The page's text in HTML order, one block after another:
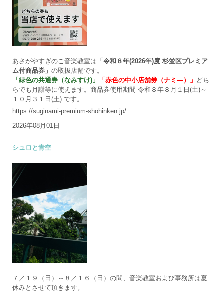
あさがやすぎのこ音楽教室は 「令和８年(2026年)度 杉並区プレミア
ム付商品券」 の取扱店舗です。
「緑色の共通券（なみすけ)」
「赤色の中小店舗券（ナミ―）」 どち
らでも月謝等に使えます。商品券使用期間 令和８年８月１日(土)～
１０月３１日(土) です。
https://suginami-premium-shohinken.jp/
2026年08月01日
シュロと青空
７／１９（日）～８／１６（日）の間、音楽教室および事務所は夏
休みとさせて頂きます。